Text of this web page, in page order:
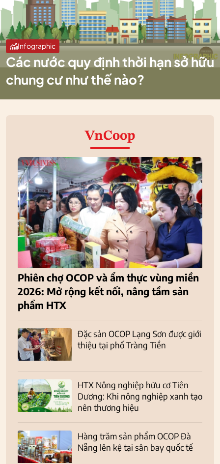
Infographic
Các nước quy định thời hạn sở hữu
chung cư như thế nào?
VnCoop
Phiên chợ OCOP và ẩm thực vùng miền
2026: Mở rộng kết nối, nâng tầm sản
phẩm HTX
Đặc sản OCOP Lạng Sơn được giới
thiệu tại phố Tràng Tiền
HTX Nông nghiệp hữu cơ Tiên
Dương: Khi nông nghiệp xanh tạo
nên thương hiệu
Hàng trăm sản phẩm OCOP Đà
Nẵng lên kệ tại sân bay quốc tế